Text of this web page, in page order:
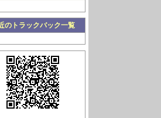
のトラックバック一覧